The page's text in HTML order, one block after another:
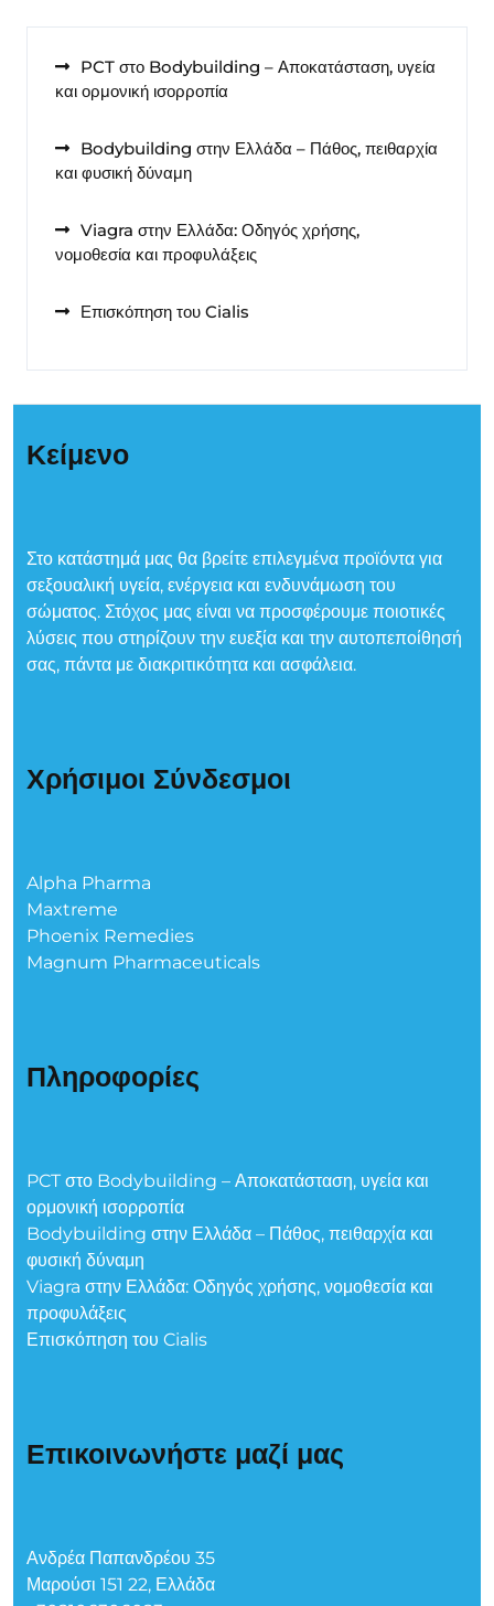
PCT στο Bodybuilding – Αποκατάσταση, υγεία
και ορμονική ισορροπία
Bodybuilding στην Ελλάδα – Πάθος, πειθαρχία
και φυσική δύναμη
Viagra στην Ελλάδα: Οδηγός χρήσης,
νομοθεσία και προφυλάξεις
Επισκόπηση του Cialis
Κείμενο
Στο κατάστημά μας θα βρείτε επιλεγμένα προϊόντα για
σεξουαλική υγεία, ενέργεια και ενδυνάμωση του
σώματος. Στόχος μας είναι να προσφέρουμε ποιοτικές
λύσεις που στηρίζουν την ευεξία και την αυτοπεποίθησή
σας, πάντα με διακριτικότητα και ασφάλεια.
Χρήσιμοι Σύνδεσμοι
Alpha Pharma
Maxtreme
Phoenix Remedies
Magnum Pharmaceuticals
Πληροφορίες
PCT στο Bodybuilding – Αποκατάσταση, υγεία και
ορμονική ισορροπία
Bodybuilding στην Ελλάδα – Πάθος, πειθαρχία και
φυσική δύναμη
Viagra στην Ελλάδα: Οδηγός χρήσης, νομοθεσία και
προφυλάξεις
Επισκόπηση του Cialis
Επικοινωνήστε μαζί μας
Ανδρέα Παπανδρέου 35
Μαρούσι 151 22, Ελλάδα